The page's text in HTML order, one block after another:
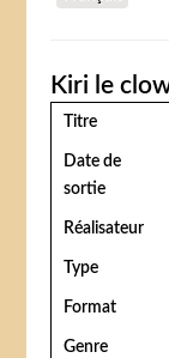
Kiri le
Titre
Date de
sortie
Réalisateur
Type
Format
Genre